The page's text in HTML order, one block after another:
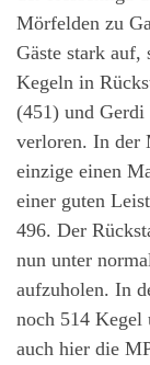
Mörfelden zu
Gäste stark auf,
Kegeln in
(451) und
verloren. In der
einzige einen
einer guten
496. Der
nun unter
aufzuholen. In
noch 514 Kegel
auch hier die